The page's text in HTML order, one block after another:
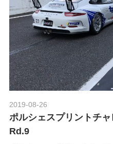
2019-08-26
ポルシェスプリントチャ
Rd.9